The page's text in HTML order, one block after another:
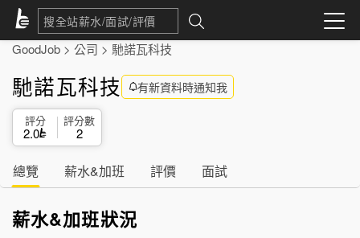
GoodJob > 公司 > 馳諾瓦科技
馳諾瓦科技 有新資料時通知我
評分
2.0
評分數
2
總覽 薪水&加班 評價 面試
薪水&加班狀況